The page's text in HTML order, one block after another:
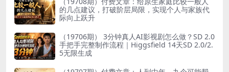
的几点建议，打破阶层局限，实现个人与家族代
际向上跃升
（19706期） 3分钟真人AI影视剧怎么做？SD 2.0
手把手完整制作流程｜Higgsfield 14天SD 2.0/2.
5无限生成